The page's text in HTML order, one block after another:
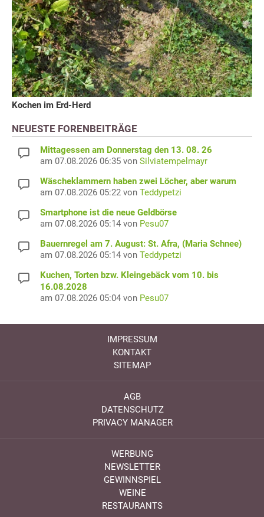
Kochen im Erd-Herd
NEUESTE FORENBEITRÄGE
Mittagessen am Donnerstag den 13. 08. 26
am 07.08.2026 06:35 von Silviatempelmayr
Wäscheklammern haben zwei Löcher, aber warum
am 07.08.2026 05:22 von Teddypetzi
Smartphone ist die neue Geldbörse
am 07.08.2026 05:14 von Pesu07
Bauernregel am 7. August: St. Afra, (Maria Schnee)
am 07.08.2026 05:14 von Teddypetzi
Kuchen, Torten bzw. Kleingebäck vom 10. bis
16.08.2028
am 07.08.2026 05:04 von Pesu07
IMPRESSUM
KONTAKT
SITEMAP
AGB
DATENSCHUTZ
PRIVACY MANAGER
WERBUNG
NEWSLETTER
GEWINNSPIEL
WEINE
RESTAURANTS